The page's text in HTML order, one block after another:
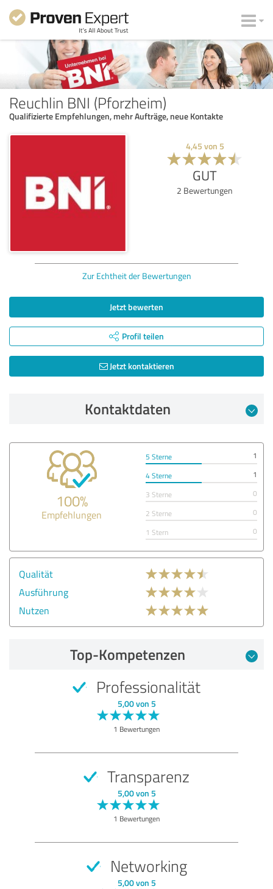
Reuchlin BNI (Pforzheim)
Qualifizierte Empfehlungen, mehr Aufträge, neue Kontakte
4,45 von 5
GUT
2 Bewertungen
Zur Echtheit der Bewertungen
Jetzt bewerten
Profil teilen
Jetzt kontaktieren
Kontaktdaten
100%
Empfehlungen
5 Sterne
1
4 Sterne
1
3 Sterne
0
2 Sterne
0
1 Stern
0
Qualität
Ausführung
Nutzen
Top-Kompetenzen
Professionalität
5,00 von 5
1 Bewertungen
Transparenz
5,00 von 5
1 Bewertungen
Networking
5,00 von 5